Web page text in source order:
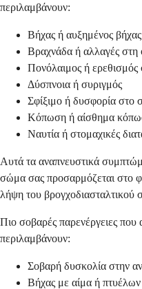
περιλαμβάνουν:
Βήχας ή αυξημένος βήχας
Βραχνάδα ή αλλαγές
Πονόλαιμος ή ερεθισμός
Δύσπνοια ή συριγμός
Σφίξιμο ή δυσφορία στο
Κόπωση ή αίσθημα
Ναυτία ή στομαχικές
Αυτά τα αναπνευστικά
σώμα σας προσαρμόζεται στο
λήψη του βρογχοδιασταλτικού
Πιο σοβαρές παρενέργειες που
περιλαμβάνουν:
Σοβαρή δυσκολία στην
Βήχας με αίμα ή